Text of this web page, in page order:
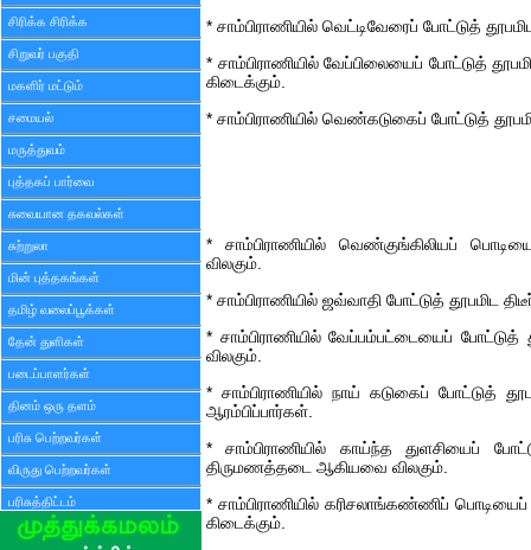
சிரிக்க சிரிக்க
சிறுவர் பகுதி
மகளிர் மட்டும்
சமையல்
மருத்துவம்
புத்தகப் பார்வை
சுவையான தகவல்கள்
சுற்றுலா
மின் புத்தகங்கள்
தமிழ் வலைப்பூக்கள்
தேன் துளிகள்
படைப்பாளர்கள்
தினம் ஒரு தளம்
பரிசு பெற்றவர்கள்
விருது பெற்றவர்கள்
பரிசுத்திட்டம்
* சாம்பிராணியில் வெட்டிவேரைப் போட்டுத்
* சாம்பிராணியில் வேப்பிலையைப் போட்டுத்
கிடைக்கும்.
* சாம்பிராணியில் வெண்கடுகைப் போட்டுத்
* சாம்பிராணியில் வெண்குங்கிலியப்
விலகும்.
* சாம்பிராணியில் ஜவ்வாதி போட்டுத் தூபமிட
* சாம்பிராணியில் வேப்பம்பட்டையைப்
விலகும்.
* சாம்பிராணியில் நாய் கடுகைப் போட்டுத்
ஆரம்பிப்பார்கள்.
* சாம்பிராணியில் காய்ந்த துளசியைப்
திருமணத்தடை ஆகியவை விலகும்.
* சாம்பிராணியில் கரிசலாங்கண்ணிப்
கிடைக்கும்.